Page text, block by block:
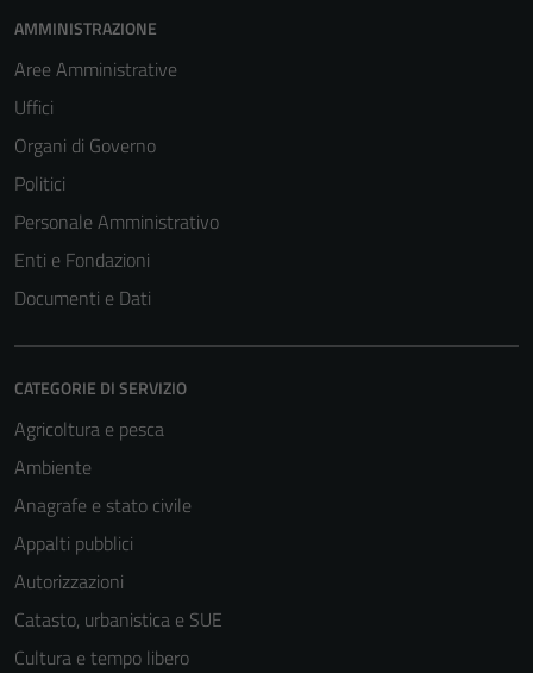
AMMINISTRAZIONE
Aree Amministrative
Uffici
Organi di Governo
Politici
Personale Amministrativo
Enti e Fondazioni
Documenti e Dati
CATEGORIE DI SERVIZIO
Agricoltura e pesca
Ambiente
Anagrafe e stato civile
Appalti pubblici
Autorizzazioni
Catasto, urbanistica e SUE
Cultura e tempo libero